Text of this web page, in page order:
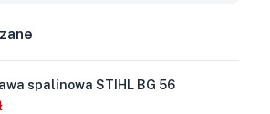
spalinowa STIHL BG 56